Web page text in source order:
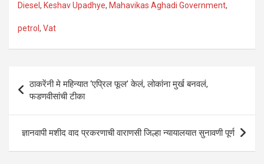
Diesel , Keshav Upadhye, Mahavikas Aghadi Government,
petrol , Vat
navigation
ठाकरेंनी मे महिन्यात ‘एप्रिल फूल’ केलं, लोकांना मुर्ख बनवलं,
फडणवीसांची टीका
ज्ञानवापी मशीद वाद प्रकरणाची वाराणसी जिल्हा न्यायालयात सुनावणी पूर्ण